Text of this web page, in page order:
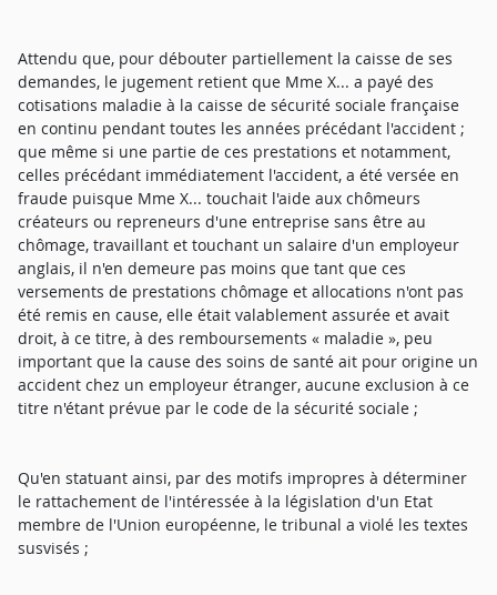
Attendu que, pour débouter partiellement la caisse de ses
demandes, le jugement retient que Mme X... a payé des
cotisations maladie à la caisse de sécurité sociale française
en continu pendant toutes les années précédant l'accident ;
que même si une partie de ces prestations et notamment,
celles précédant immédiatement l'accident, a été versée en
fraude puisque Mme X... touchait l'aide aux chômeurs
créateurs ou repreneurs d'une entreprise sans être au
chômage, travaillant et touchant un salaire d'un employeur
anglais, il n'en demeure pas moins que tant que ces
versements de prestations chômage et allocations n'ont pas
été remis en cause, elle était valablement assurée et avait
droit, à ce titre, à des remboursements « maladie », peu
important que la cause des soins de santé ait pour origine un
accident chez un employeur étranger, aucune exclusion à ce
titre n'étant prévue par le code de la sécurité sociale ;
Qu'en statuant ainsi, par des motifs impropres à déterminer
le rattachement de l'intéressée à la législation d'un Etat
membre de l'Union européenne, le tribunal a violé les textes
susvisés ;